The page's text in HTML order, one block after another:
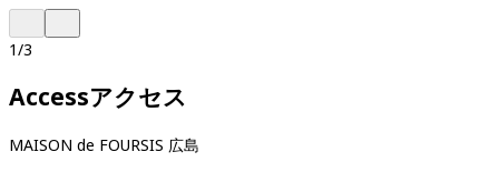
1/3
Accessアクセス
MAISON de FOURSIS 広島